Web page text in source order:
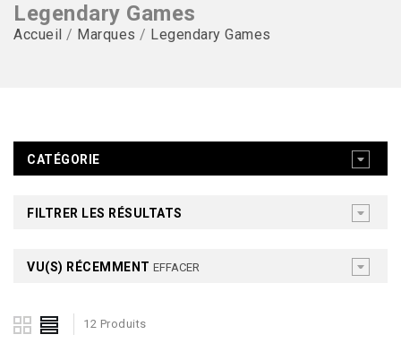
Legendary Games
Accueil / Marques / Legendary Games
CATÉGORIE
FILTRER LES RÉSULTATS
VU(S) RÉCEMMENT EFFACER
12 Produits